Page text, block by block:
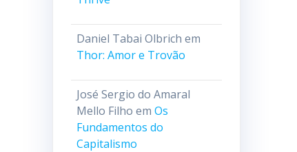
Daniel Tabai Olbrich em
Thor: Amor e Trovão
José Sergio do Amaral
Mello Filho em Os
Fundamentos do
Capitalismo